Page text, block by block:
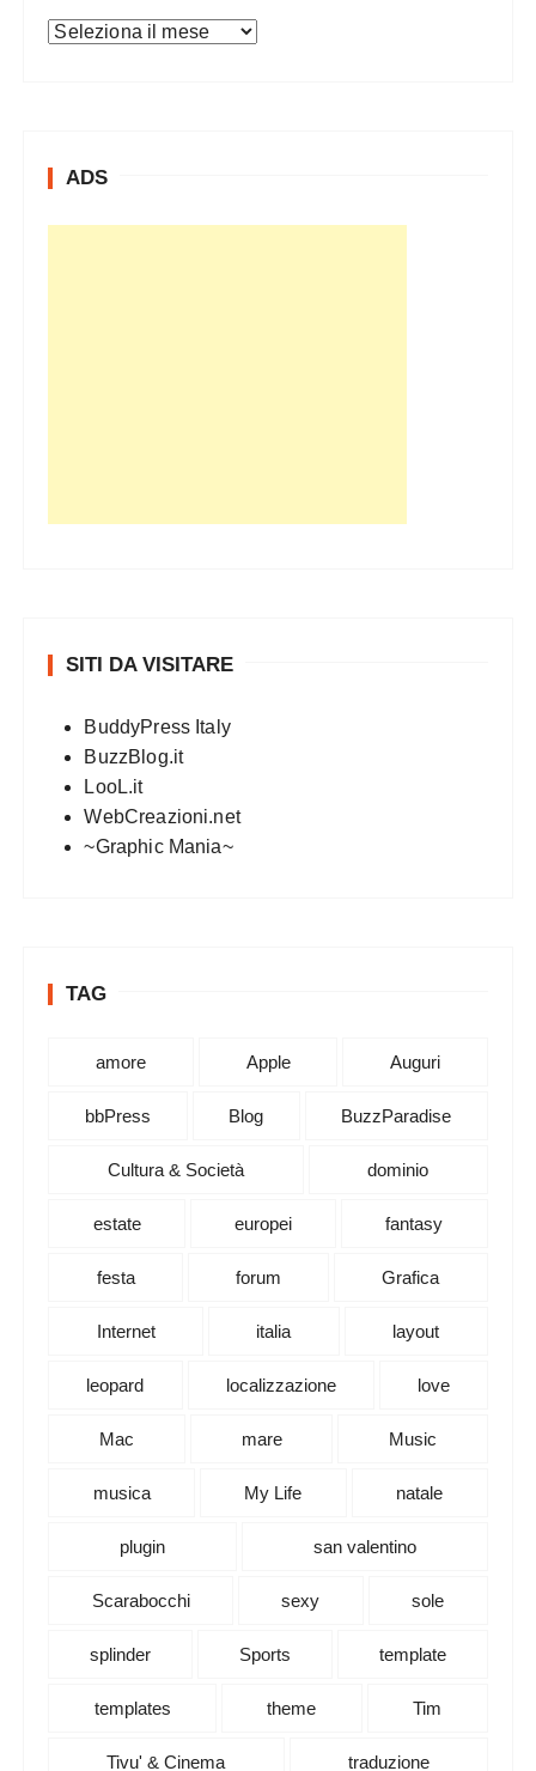
A
ADS
SITI DA VISITARE
BuddyPress Italy
BuzzBlog.it
LooL.it
WebCreazioni.net
~Graphic Mania~
TAG
amore Apple Auguri
bbPress Blog BuzzParadise
Cultura & Società dominio
estate europei fantasy
festa forum Grafica
Internet italia layout
leopard localizzazione love
Mac mare Music
musica My Life natale
plugin san valentino
Scarabocchi sexy sole
splinder Sports template
templates theme Tim
Tivu' & Cinema traduzione